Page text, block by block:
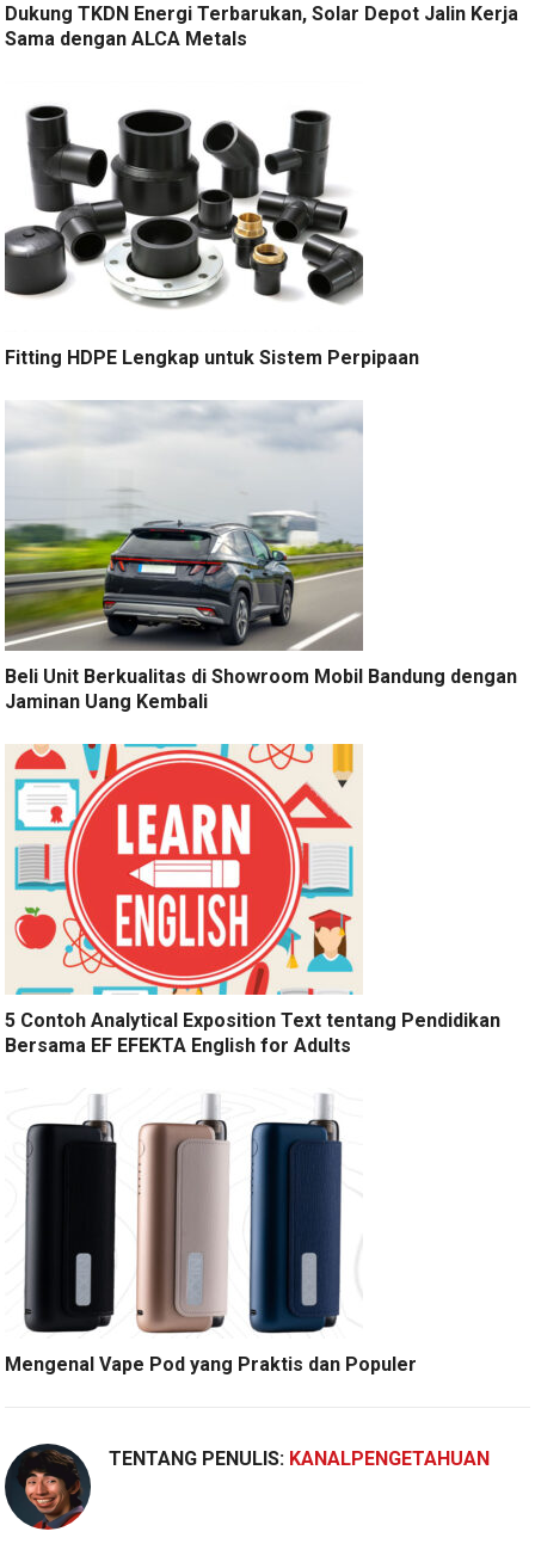
Dukung TKDN Energi Terbarukan, Solar Depot Jalin Kerja
Sama dengan ALCA Metals
Fitting HDPE Lengkap untuk Sistem Perpipaan
Beli Unit Berkualitas di Showroom Mobil Bandung dengan
Jaminan Uang Kembali
5 Contoh Analytical Exposition Text tentang Pendidikan
Bersama EF EFEKTA English for Adults
Mengenal Vape Pod yang Praktis dan Populer
TENTANG PENULIS: KANALPENGETAHUAN